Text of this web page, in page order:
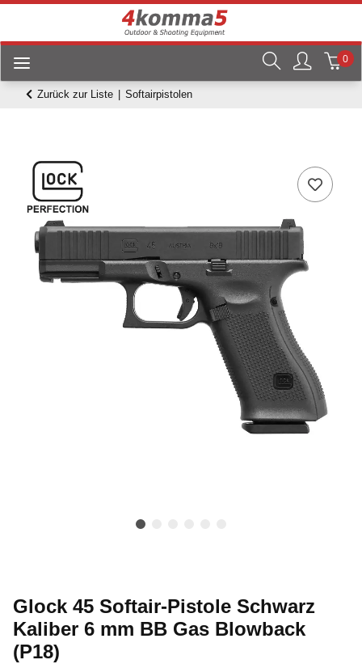
0
Zurück zur Liste Softairpistolen
Glock 45 Softair-Pistole Schwarz
Kaliber 6 mm BB Gas Blowback
(P18)